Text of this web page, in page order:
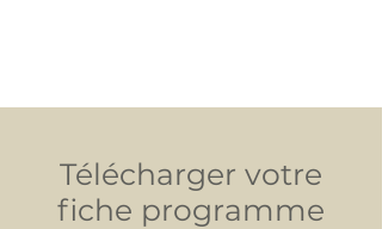
Télécharger votre
fiche programme